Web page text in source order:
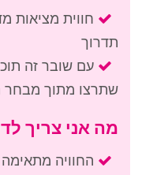
תדרוך
עם שובר זה
שתרצו מתוך מבחר
מה אני צריך
החוויה מתאימה מגיל